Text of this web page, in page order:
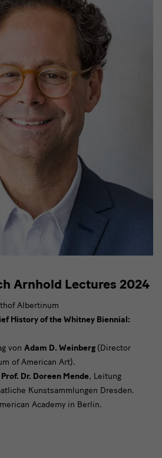
Arnhold Lectures 2024
Albertinum
History of the Whitney Biennial:
von Adam D. Weinberg (Director
of American Art).
Prof. Dr. Doreen Mende, Leitung
Kunstsammlungen Dresden.
Academy in Berlin.